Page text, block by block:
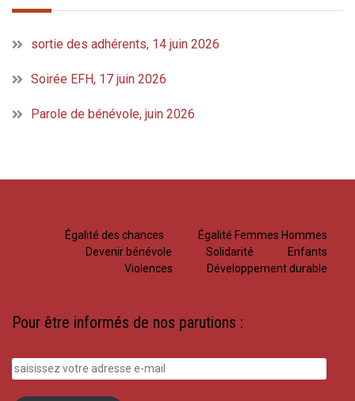
sortie des adhérents, 14 juin 2026
Soirée EFH, 17 juin 2026
Parole de bénévole, juin 2026
Égalité des chances
Égalité Femmes Hommes
Devenir bénévole
Solidarité
Enfants
Violences
Développement durable
Pour être informés de nos parutions :
saisissez
votre